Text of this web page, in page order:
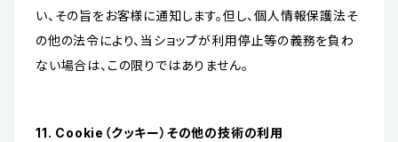
い、その旨をお客様に通知します。但し、個人情報保護法そ
の他の法令により、当ショップが利用停止等の義務を負わ
ない場合は、この限りではありません。
11. Cookie（クッキー）その他の技術の利用